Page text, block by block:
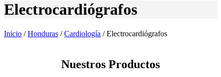
Electrocardiógrafos
Inicio /Honduras /Cardiología /Electrocardiógrafos
Nuestros Productos